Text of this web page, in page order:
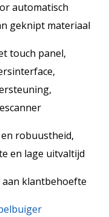
automatisch
geknipt materiaal
touch panel,
robuustheid,
en lage uitvaltijd
klantbehoefte